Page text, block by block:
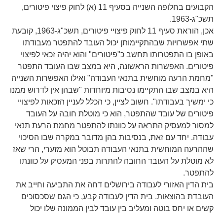
הקבועים בחלופה השנייה בסעיף 11 (א) לחוק פיצוי פיטורים,
תשכ"ג-1963.
אכן, הוראת סעיף 11 לחוק פיצויי פיטורים, תשכ"ג-1963, קובעת
שתי אפשרויות שבהתקיימותן יכול העובד להתפטר מעבודתו
באופן בו התפטרותו תחשב כ"פיטורים" והוא יהיה זכאי לפיצוי
פיטורים. האפשרות הראשונה, היא במצב שבו העובד התפטר
"מחמת הרעה מוחשית בתנאי העבודה" ואילו האפשרות השנייה
היא במצב שבו התקיימו נסיבות מיוחדות "שבהן אין לדרוש ממנו
כי ימשיך בעבודתו". חשוב לציין, כי הכלל לעניין הזכאות לפיצויי
פיטורים של עובד שהתפטר, הוא כי מוטלת חובה על העובד
למסור למעסיק התראה על כוונתו להתפטר מחמת הרעת תנאי
עבודה. יחד עם זאת, בנסיבות בהן מדובר במקרה שבו הסיכוי
שההרעה המוחשית בתנאי העבודה תבוטל הוא מזערי, הרי שאז
לא מוטלת על העובד החובה להתרות בפני המעסיק על כוונתו
להתפטר.
בית הדין האזורי לעבודה בירושלים דחה את התביעה וחייב את
העובדת בהוצאות. בית הדין לעבודה קבע, כי הגם שסכסוכים
קשים או יחס בוטה ומעליב בין עובד לבין הממונה שלו יכול